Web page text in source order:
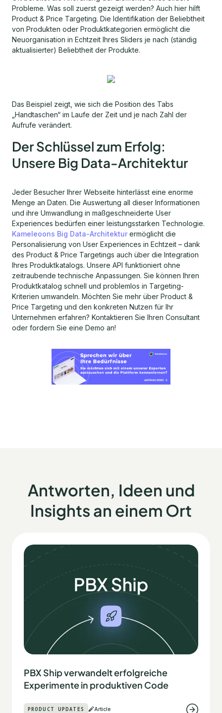
Probleme. Was soll zuerst gezeigt werden? Auch hier hilft
Product & Price Targeting. Die Identifikation der Beliebtheit
von Produkten oder Produktkategorien ermöglicht die
Neuorganisation in Echtzeit Ihres Sliders je nach (ständig
aktualisierter) Beliebtheit der Produkte.
Das Beispiel zeigt, wie sich die Position des Tabs
„Handtaschen“ im Laufe der Zeit und je nach Zahl der
Aufrufe verändert.
Der Schlüssel zum Erfolg:
Unsere Big Data-Architektur
Jeder Besucher Ihrer Webseite hinterlässt eine enorme
Menge an Daten. Die Auswertung all dieser Informationen
und ihre Umwandlung in maßgeschneiderte User
Experiences bedürfen einer leistungsstarken Technologie.
Kameleoons Big Data-Architektur ermöglicht die
Personalisierung von User Experiences in Echtzeit – dank
des Product & Price Targetings auch über die Integration
Ihres Produktkatalogs. Unsere API funktioniert ohne
zeitraubende technische Anpassungen. Sie können Ihren
Produktkatalog schnell und problemlos in Targeting-
Kriterien umwandeln. Möchten Sie mehr über Product &
Price Targeting und den konkreten Nutzen für Ihr
Unternehmen erfahren? Kontaktieren Sie Ihren Consultant
oder fordern Sie eine Demo an!
Antworten, Ideen und
Insights an einem Ort
PBX Ship verwandelt erfolgreiche
Experimente in produktiven Code
PRODUCT UPDATES Article